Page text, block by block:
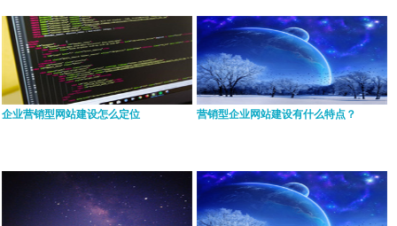
企业营销型网站建设怎么定位 营销型企业网站建设有什么特点？